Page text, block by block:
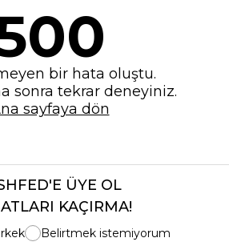
bir hata oluştu.
sonra tekrar deneyiniz.
sayfaya dön
ÜYE OL
KAÇIRMA!
Belirtmek istemiyorum